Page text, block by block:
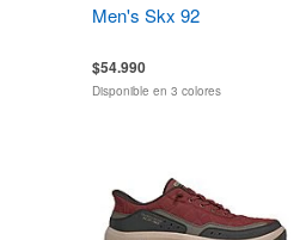
Men's Skx 92
$54.990
Disponible en 3 colores